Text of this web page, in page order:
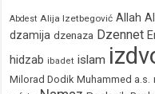
Abdest Alija Izetbegović Allah
dzamija dzenaza Dzennet
hidzab ibadet islam
Milorad Dodik Muhammed a.s.